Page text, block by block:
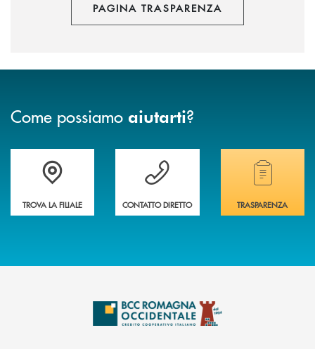
PAGINA TRASPARENZA
Come possiamo aiutarti?
Accedi all' elenco completo delle filiali della banca.
TROVA LA FILIALE
Hai bisogno di assistenza immediata?
CONTATTO DIRETTO
Hai bisogno di
TRASPARENZA